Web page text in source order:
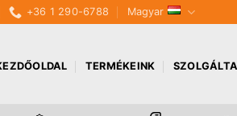
+36 1 290-6788 Magyar
TERMÉKEINK